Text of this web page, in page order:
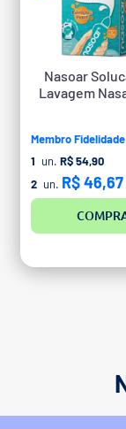
Nasoar
Lavagem
Membro Fidelidade
1 un. R$ 54,90
2 un. R$ 46,67